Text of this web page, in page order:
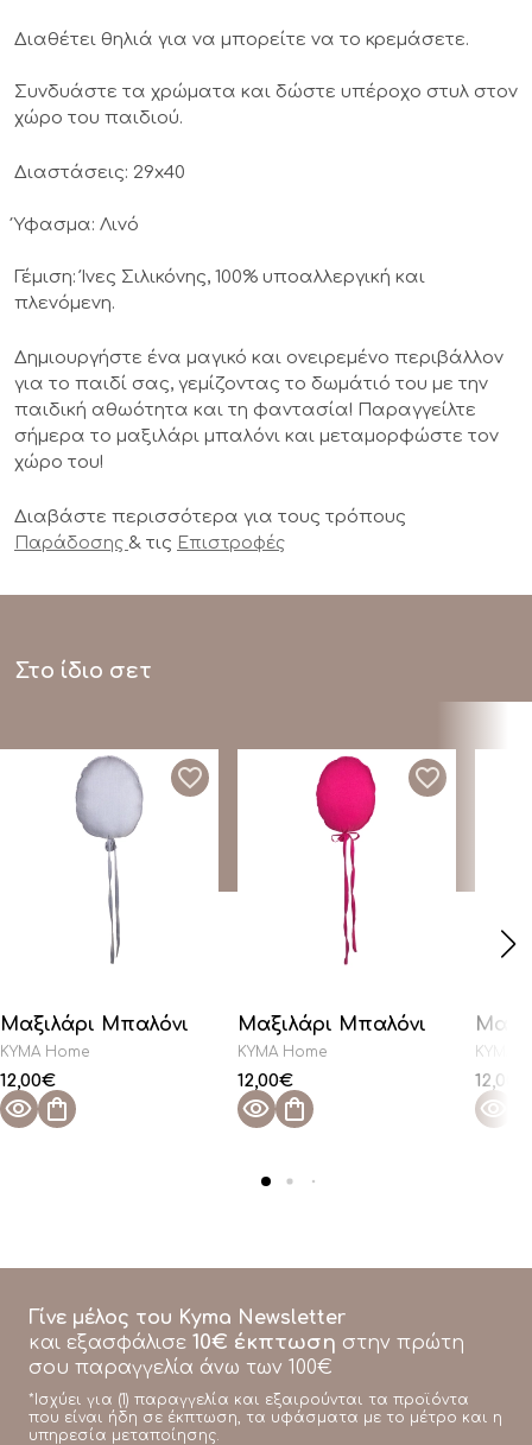
Διαθέτει θηλιά για να μπορείτε να το κρεμάσετε.
Συνδυάστε τα χρώματα και δώστε υπέροχο στυλ στον
χώρο του παιδιού.
Διαστάσεις: 29x40
Ύφασμα: Λινό
Γέμιση: Ίνες Σιλικόνης, 100% υποαλλεργική και
πλενόμενη.
Δημιουργήστε ένα μαγικό και ονειρεμένο περιβάλλον
για το παιδί σας, γεμίζοντας το δωμάτιό του με την
παιδική αθωότητα και τη φαντασία! Παραγγείλτε
σήμερα το μαξιλάρι μπαλόνι και μεταμορφώστε τον
χώρο του!
Διαβάστε περισσότερα για τους τρόπους
Παράδοσης & τις Επιστροφές
Στο ίδιο σετ
Μαξιλάρι Μπαλόνι
KYMA Home
12,00€
Μαξιλάρι Μπαλόνι
KYMA Home
12,00€
KYMA
12,00
Γίνε μέλος του Kyma Newsletter
και εξασφάλισε 10€ έκπτωση στην πρώτη
σου παραγγελία άνω των 100€
*Ισχύει για (1) παραγγελία και εξαιρούνται τα προϊόντα
που είναι ήδη σε έκπτωση, τα υφάσματα με το μέτρο και η
υπηρεσία μεταποίησης.